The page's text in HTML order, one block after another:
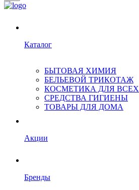
Каталог
БЫТОВАЯ ХИМИЯ
БЕЛЬЕВОЙ ТРИКОТАЖ
КОСМЕТИКА ДЛЯ ВСЕХ
СРЕДСТВА ГИГИЕНЫ
ТОВАРЫ ДЛЯ ДОМА
Акции
Бренды